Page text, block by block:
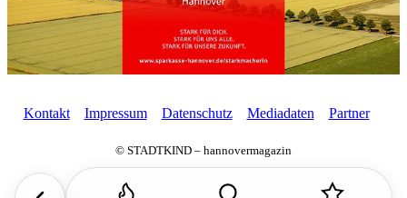
Kontakt Impressum Datenschutz Mediadaten Partner
© STADTKIND – hannovermagazin